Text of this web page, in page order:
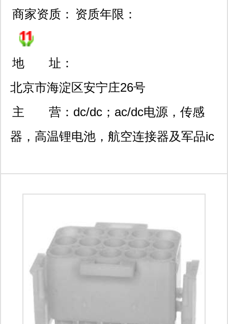
商家资质： 资质年限：
地 址：
北京市海淀区安宁庄26号
悦moma701室
主 营： dc/dc；ac/dc电源，传感
器，高温锂电池，航空连接器及军品ic
电池 ei-electrochem,saft,tadiran,ep-
engineered power ; 传感器
kulite,kistler,paine,gp:50,omron
sensor; 连接器 amphenol,tyco-te,fci,j-